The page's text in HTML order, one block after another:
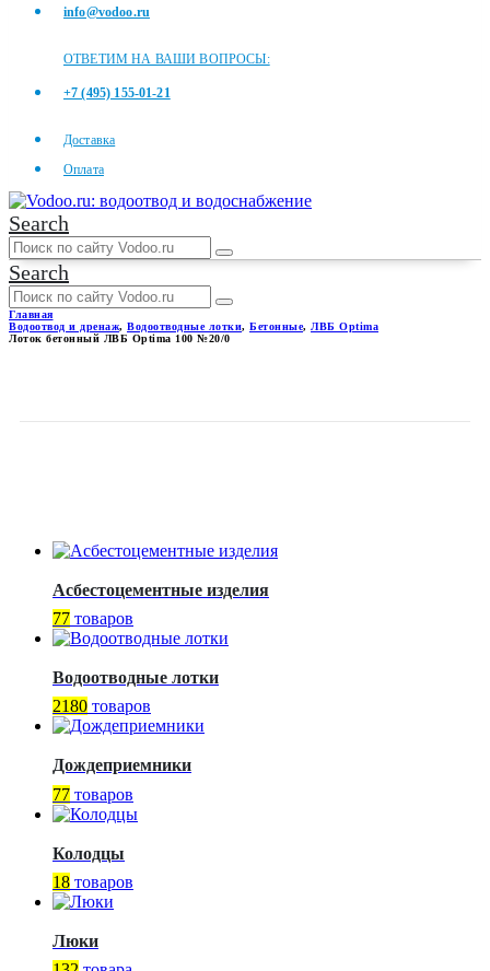
info@vodoo.ru
ОТВЕТИМ НА ВАШИ ВОПРОСЫ:
+7 (495) 155-01-21
Доставка
Оплата
Search
Search
Главная
Водоотвод и дренаж, Водоотводные лотки, Бетонные, ЛВБ Optima
Лоток бетонный ЛВБ Optima 100 №20/0
Асбестоцементные изделия
77 товаров
Водоотводные лотки
2180 товаров
Дождеприемники
77 товаров
Колодцы
18 товаров
Люки